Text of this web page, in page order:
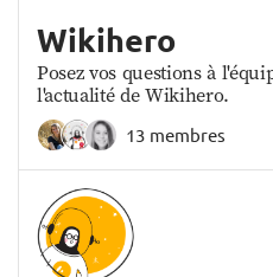
Wikihero
Posez vos questions à
l'actualité de Wikihero.
13 membres